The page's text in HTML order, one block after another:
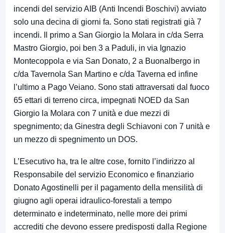
incendi del servizio AIB (Anti Incendi Boschivi) avviato
solo una decina di giorni fa. Sono stati registrati già 7
incendi. Il primo a San Giorgio la Molara in c/da Serra
Mastro Giorgio, poi ben 3 a Paduli, in via Ignazio
Montecoppola e via San Donato, 2 a Buonalbergo in
c/da Tavernola San Martino e c/da Taverna ed infine
l’ultimo a Pago Veiano. Sono stati attraversati dal fuoco
65 ettari di terreno circa, impegnati NOED da San
Giorgio la Molara con 7 unità e due mezzi di
spegnimento; da Ginestra degli Schiavoni con 7 unità e
un mezzo di spegnimento un DOS.
L’Esecutivo ha, tra le altre cose, fornito l’indirizzo al
Responsabile del servizio Economico e finanziario
Donato Agostinelli per il pagamento della mensilità di
giugno agli operai idraulico-forestali a tempo
determinato e indeterminato, nelle more dei primi
accrediti che devono essere predisposti dalla Regione